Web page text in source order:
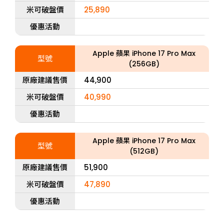
米可破盤價
25,890
優惠活動
型號
Apple 蘋果 iPhone 17 Pro Max
(256GB)
原廠建議售價
44,900
米可破盤價
40,990
優惠活動
型號
Apple 蘋果 iPhone 17 Pro Max
(512GB)
原廠建議售價
51,900
米可破盤價
47,890
優惠活動